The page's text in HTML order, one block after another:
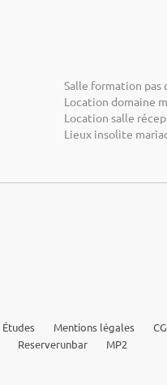
Salle formation pas
Location domaine
Location salle
Lieux insolite
Études Mentions légales
Reserverunbar MP2